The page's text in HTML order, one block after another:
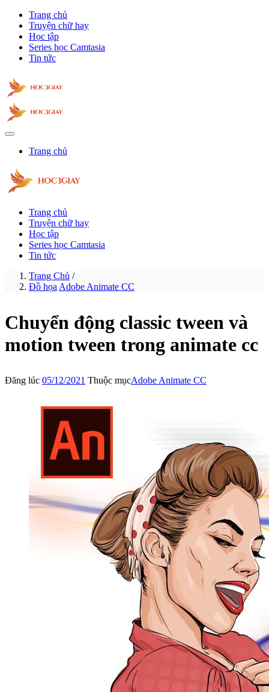
Trang chủ
Truyện chữ hay
Học tập
Series học Camtasia
Tin tức
Trang chủ
Trang chủ
Truyện chữ hay
Học tập
Series học Camtasia
Tin tức
Trang Chủ /
Đồ họa Adobe Animate CC
Chuyển động classic tween và
motion tween trong animate cc
Đăng lúc 05/12/2021 Thuộc mụcAdobe Animate CC